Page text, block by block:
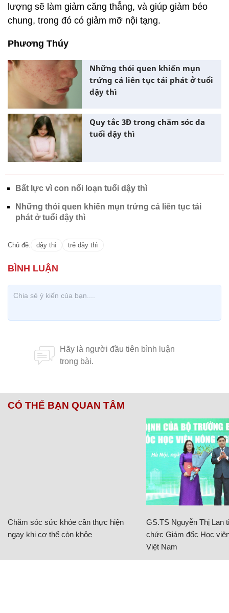
lượng sẽ làm giảm căng thẳng, và giúp giảm béo
chung, trong đó có giảm mỡ nội tạng.
Phương Thúy
Những thói quen khiến mụn
trứng cá liên tục tái phát ở tuổi
dậy thì
Quy tắc 3Đ trong chăm sóc da
tuổi dậy thì
Bất lực vì con nổi loạn tuổi dậy thì
Những thói quen khiến mụn trứng cá liên tục tái
phát ở tuổi dậy thì
Chủ đề: dậy thì trẻ dậy thì
CÓ THỂ BẠN QUAN TÂM
Chăm sóc sức khỏe cần thực hiện
ngay khi cơ thể còn khỏe
GS.TS Nguyễn Thị Lan
chức Giám đốc Học
Việt Nam